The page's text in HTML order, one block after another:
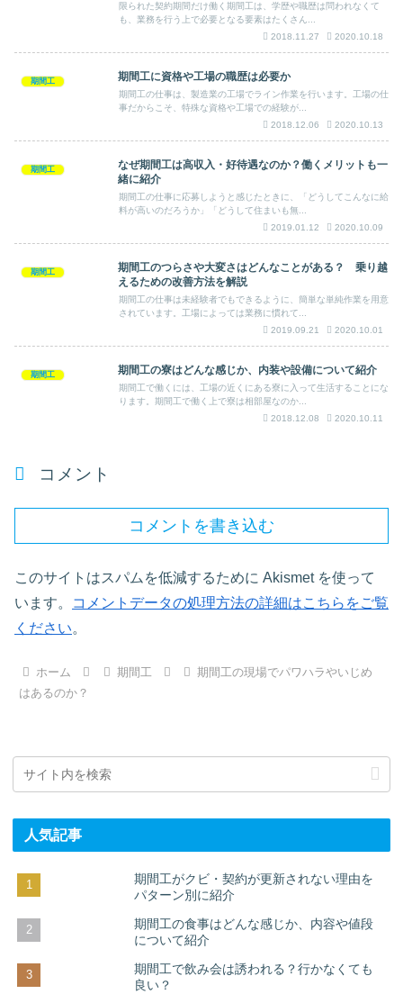
限られた契約期間だけ働く期間工は、学歴や職歴は問われなくて
も、業務を行う上で必要となる要素はたくさん...
2018.11.27
2020.10.18
期間工 期間工に資格や工場の職歴は必要か
期間工の仕事は、製造業の工場でライン作業を行います。工場の仕
事だからこそ、特殊な資格や工場での経験が...
2018.12.06
2020.10.13
期間工
なぜ期間工は高収入・好待遇なのか？働くメリットも一
緒に紹介
期間工の仕事に応募しようと感じたときに、「どうしてこんなに給
料が高いのだろうか」「どうして住まいも無...
2019.01.12
2020.10.09
期間工
期間工のつらさや大変さはどんなことがある？ 乗り越
えるための改善方法を解説
期間工の仕事は未経験者でもできるように、簡単な単純作業を用意
されています。工場によっては業務に慣れて...
2019.09.21
2020.10.01
期間工 期間工の寮はどんな感じか、内装や設備について紹介
期間工で働くには、工場の近くにある寮に入って生活することにな
ります。期間工で働く上で寮は相部屋なのか...
2018.12.08
2020.10.11
コメント
コメントを書き込む
このサイトはスパムを低減するために Akismet を使って
います。
コメントデータの処理方法の詳細はこちらをご覧
ください。
ホーム 期間工
期間工の現場でパワハラやいじめ
はあるのか？
人気記事
期間工がクビ・契約が更新されない理由を
パターン別に紹介
期間工の食事はどんな感じか、内容や値段
について紹介
期間工で飲み会は誘われる？行かなくても
良い？